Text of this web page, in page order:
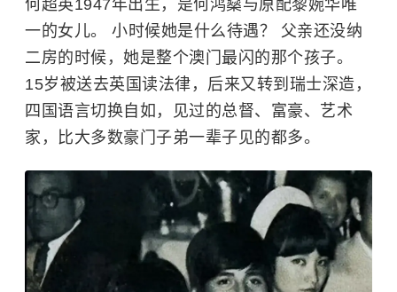
何超英1947年出生，是何鸿燊与原配黎婉华唯
一的女儿。 小时候她是什么待遇？ 父亲还没纳
二房的时候，她是整个澳门最闪的那个孩子。
15岁被送去英国读法律，后来又转到瑞士深造，
四国语言切换自如，见过的总督、富豪、艺术
家，比大多数豪门子弟一辈子见的都多。